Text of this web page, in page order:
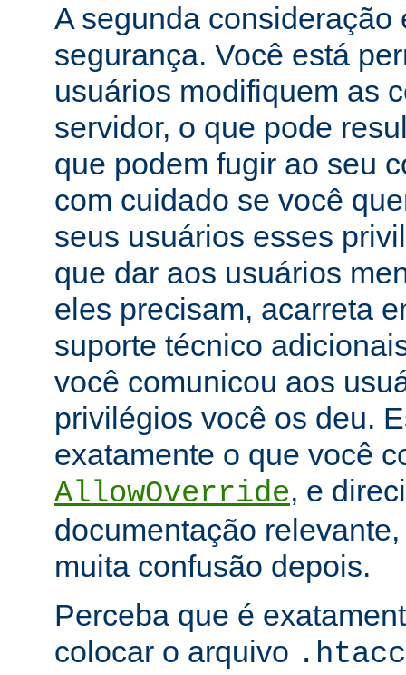
A segunda consideração
segurança. Você está
usuários modifiquem as
servidor, o que pode
que podem fugir ao seu
com cuidado se você
seus usuários esses
que dar aos usuários
eles precisam, acarreta
suporte técnico
você comunicou aos
privilégios você os deu.
exatamente o que você
AllowOverride, e
documentação
muita confusão depois.
Perceba que é
colocar o arquivo